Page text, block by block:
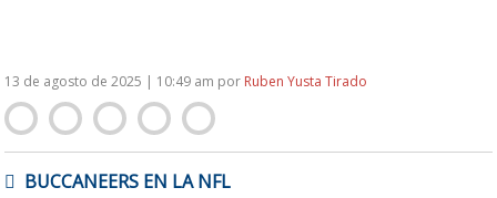
13 de agosto de 2025 | 10:49 am por Ruben Yusta Tirado
DEBUCCANEERS EN LA NFL